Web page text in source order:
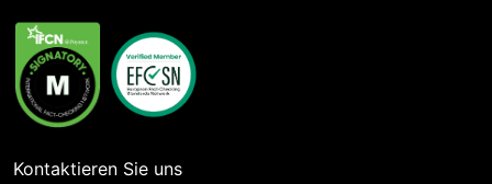
Kontaktieren Sie uns